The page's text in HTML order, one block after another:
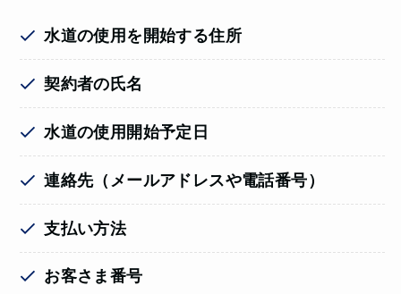
水道の使用を開始する住所
契約者の氏名
水道の使用開始予定日
連絡先（メールアドレスや電話番号）
支払い方法
お客さま番号